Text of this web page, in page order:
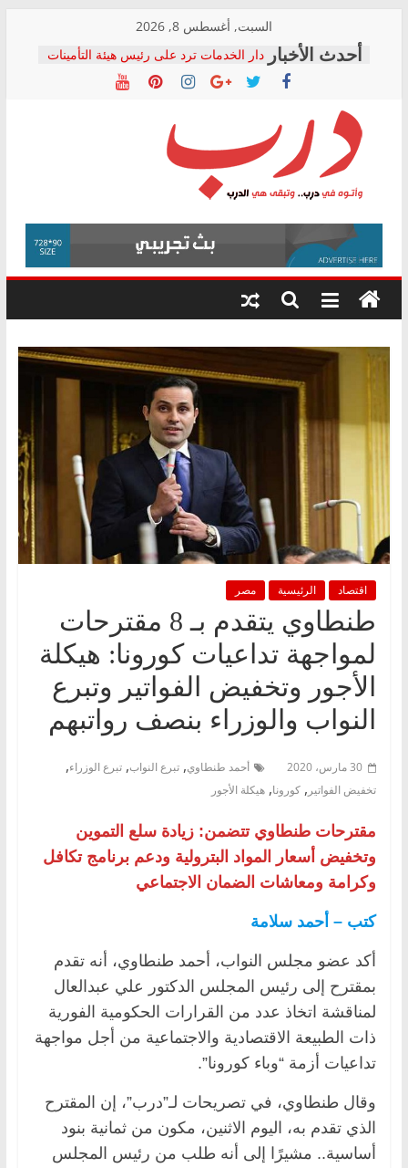
content
السبت, أغسطس 8, 2026
دار الخدمات ترد على رئيس هيئة التأمينات
بعد مؤتمره الصحفي: إنكار الأزمة لا ينهي
معاناة أصحاب المعاشات.. ونطالب بكشف
فرحات سليمان يكتب: القطاع الصحي إلى
أين؟
حزب التحالف الشعبي يطلق لجنة “الحق
في الصحة” بالإسكندرية لرصد الانتهاكات
ودعم المرضى
الوزاري لمدينة الصحفيين.. وانتهاء أعمال
إنشاء المبنى الإداري
المجلس القومي لحقوق الإنسان يعلن
متابعة قضية الدكتور محمد زهران.. ويؤكد:
قرينة البراءة وضمانات المحاكمة العادلة
درب
وأتوه
درب..
وتبقى
هي
اقتصاد الرئيسية مصر
طنطاوي يتقدم بـ 8 مقترحات
لمواجهة تداعيات كورونا: هيكلة
الأجور وتخفيض الفواتير وتبرع
النواب والوزراء بنصف رواتبهم
30 مارس، 2020 أحمد طنطاوي, تبرع النواب, تبرع الوزراء,
تخفيض الفواتير , كورونا, هيكلة الأجور
مقترحات طنطاوي تتضمن: زيادة سلع التموين
وتخفيض أسعار المواد البترولية ودعم برنامج تكافل
وكرامة ومعاشات الضمان الاجتماعي
كتب – أحمد سلامة
أكد عضو مجلس النواب، أحمد طنطاوي، أنه تقدم
بمقترح إلى رئيس المجلس الدكتور علي عبدالعال
لمناقشة اتخاذ عدد من القرارات الحكومية الفورية
ذات الطبيعة الاقتصادية والاجتماعية من أجل مواجهة
تداعيات أزمة “وباء كورونا”.
وقال طنطاوي، في تصريحات لـ”درب”، إن المقترح
الذي تقدم به، اليوم الاثنين، مكون من ثمانية بنود
أساسية.. مشيرًا إلى أنه طلب من رئيس المجلس